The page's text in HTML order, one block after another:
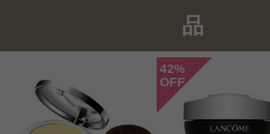
このコスメのレビューを書いて
品
42%
OFF